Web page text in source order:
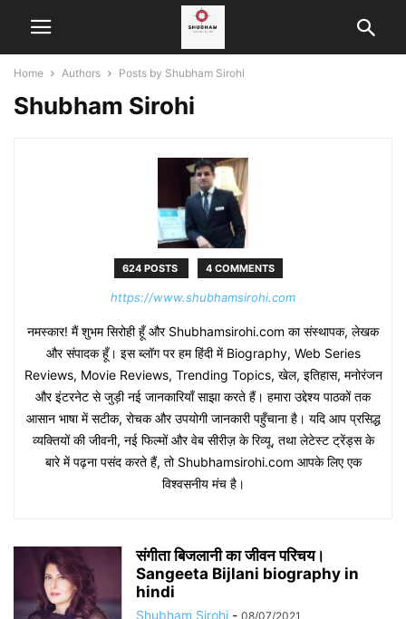
Home Authors Posts by Shubham Sirohi
Shubham Sirohi
624 POSTS 4 COMMENTS
https://www.shubhamsirohi.com
नमस्कार! मैं शुभम सिरोही हूँ और Shubhamsirohi.com का संस्थापक, लेखक
और संपादक हूँ। इस ब्लॉग पर हम हिंदी में Biography, Web Series
Reviews, Movie Reviews, Trending Topics, खेल, इतिहास, मनोरंजन
और इंटरनेट से जुड़ी नई जानकारियाँ साझा करते हैं। हमारा उद्देश्य पाठकों तक
आसान भाषा में सटीक, रोचक और उपयोगी जानकारी पहुँचाना है। यदि आप प्रसिद्ध
व्यक्तियों की जीवनी, नई फिल्मों और वेब सीरीज़ के रिव्यू, तथा लेटेस्ट ट्रेंड्स के
बारे में पढ़ना पसंद करते हैं, तो Shubhamsirohi.com आपके लिए एक
विश्वसनीय मंच है।
संगीता बिजलानी का जीवन परिचय।
Sangeeta Bijlani biography in
hindi
Shubham Sirohi - 08/07/2021